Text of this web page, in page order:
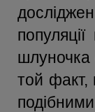
шлуночка
той